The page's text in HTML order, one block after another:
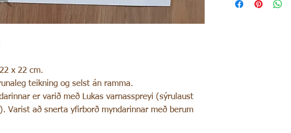
x 22 cm.
teikning og selst án ramma.
er varið með Lukas varnasspreyi (sýrulaust
Varist að snerta yfirborð myndarinnar með berum